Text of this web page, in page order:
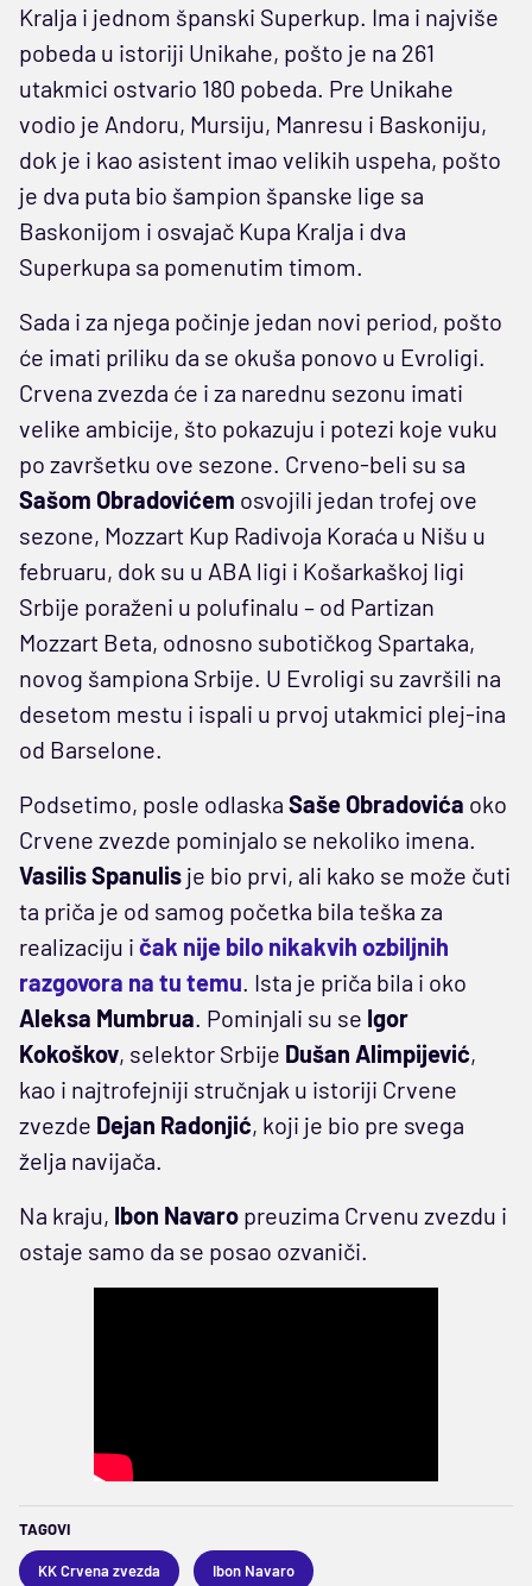
Kralja i jednom španski Superkup. Ima i najviše
pobeda u istoriji Unikahe, pošto je na 261
utakmici ostvario 180 pobeda. Pre Unikahe
vodio je Andoru, Mursiju, Manresu i Baskoniju,
dok je i kao asistent imao velikih uspeha, pošto
je dva puta bio šampion španske lige sa
Baskonijom i osvajač Kupa Kralja i dva
Superkupa sa pomenutim timom.
Sada i za njega počinje jedan novi period, pošto
će imati priliku da se okuša ponovo u Evroligi.
Crvena zvezda će i za narednu sezonu imati
velike ambicije, što pokazuju i potezi koje vuku
po završetku ove sezone. Crveno-beli su sa
Sašom Obradovićem osvojili jedan trofej ove
sezone, Mozzart Kup Radivoja Koraća u Nišu u
februaru, dok su u ABA ligi i Košarkaškoj ligi
Srbije poraženi u polufinalu – od Partizan
Mozzart Beta, odnosno subotičkog Spartaka,
novog šampiona Srbije. U Evroligi su završili na
desetom mestu i ispali u prvoj utakmici plej-ina
od Barselone.
Podsetimo, posle odlaska Saše Obradovića oko
Crvene zvezde pominjalo se nekoliko imena.
Vasilis Spanulis je bio prvi, ali kako se može čuti
ta priča je od samog početka bila teška za
realizaciju i čak nije bilo nikakvih ozbiljnih
razgovora na tu temu. Ista je priča bila i oko
Aleksa Mumbrua. Pominjali su se Igor
Kokoškov, selektor Srbije Dušan Alimpijević,
kao i najtrofejniji stručnjak u istoriji Crvene
zvezde Dejan Radonjić, koji je bio pre svega
želja navijača.
Na kraju, Ibon Navaro preuzima Crvenu zvezdu i
ostaje samo da se posao ozvaniči.
TAGOVI
KK Crvena zvezda Ibon Navaro